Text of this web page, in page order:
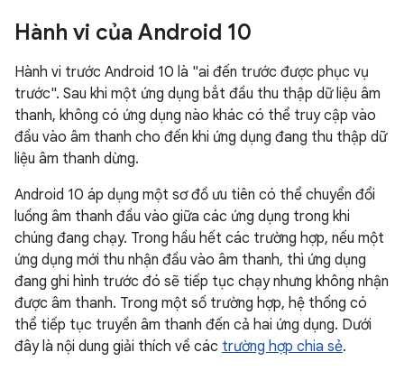
Hành vi của Android 10
Hành vi trước Android 10 là "ai đến trước được phục vụ
trước". Sau khi một ứng dụng bắt đầu thu thập dữ liệu âm
thanh, không có ứng dụng nào khác có thể truy cập vào
đầu vào âm thanh cho đến khi ứng dụng đang thu thập dữ
liệu âm thanh dừng.
Android 10 áp dụng một sơ đồ ưu tiên có thể chuyển đổi
luồng âm thanh đầu vào giữa các ứng dụng trong khi
chúng đang chạy. Trong hầu hết các trường hợp, nếu một
ứng dụng mới thu nhận đầu vào âm thanh, thì ứng dụng
đang ghi hình trước đó sẽ tiếp tục chạy nhưng không nhận
được âm thanh. Trong một số trường hợp, hệ thống có
thể tiếp tục truyền âm thanh đến cả hai ứng dụng. Dưới
đây là nội dung giải thích về các trường hợp chia sẻ.